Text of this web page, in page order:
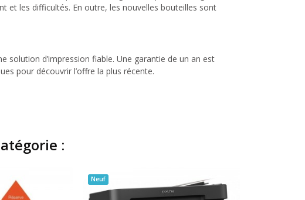
et les difficultés. En outre, les nouvelles bouteilles sont
solution d’impression fiable. Une garantie de un an est
pour découvrir l’offre la plus récente.
:
Neuf